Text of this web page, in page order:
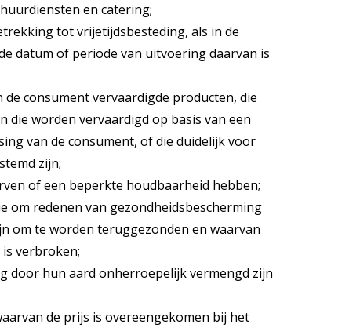
en catering;
tot vrijetijdsbesteding, als in de
datum of periode van uitvoering daarvan is
de consument vervaardigde producten, die
die worden vervaardigd op basis van een
van de consument, of die duidelijk voor
zijn;
of een beperkte houdbaarheid hebben;
om redenen van gezondheidsbescherming
om te worden teruggezonden en waarvan
verbroken;
door hun aard onherroepelijk vermengd zijn
de prijs is overeengekomen bij het